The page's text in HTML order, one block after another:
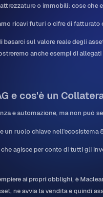
o immobili: cose
ricavi futuri o cifre di fatturato
basarci sul valore reale degli
anche esempi di
e cos'è un
e automazione, ma non può
un ruolo chiave nell'ecosistema
agisce per conto di tutti gli
ai propri obblighi, è
ne avvia la vendita e quindi